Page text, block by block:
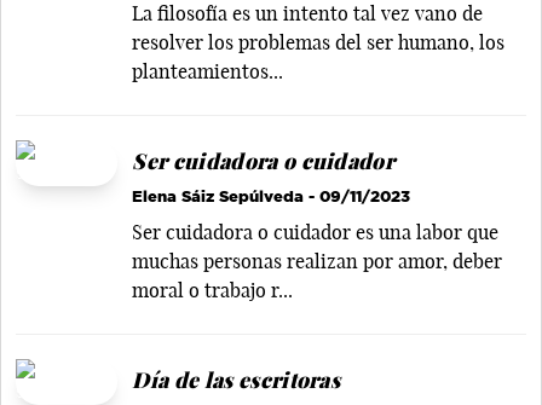
La filosofía es un intento tal vez vano de
resolver los problemas del ser humano, los
planteamientos...
Ser cuidadora o cuidador
Elena Sáiz Sepúlveda - 09/11/2023
Ser cuidadora o cuidador es una labor que
muchas personas realizan por amor, deber
moral o trabajo r...
Día de las escritoras